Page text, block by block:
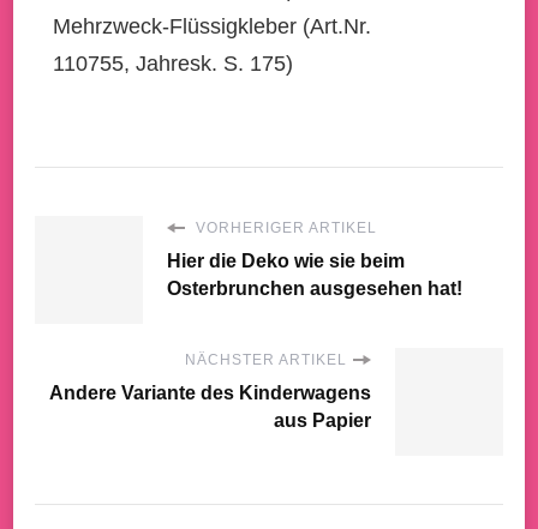
Mehrzweck-Flüssigkleber (Art.Nr.
110755, Jahresk. S. 175)
VORHERIGER ARTIKEL
Hier die Deko wie sie beim
Osterbrunchen ausgesehen hat!
NÄCHSTER ARTIKEL
Andere Variante des Kinderwagens
aus Papier